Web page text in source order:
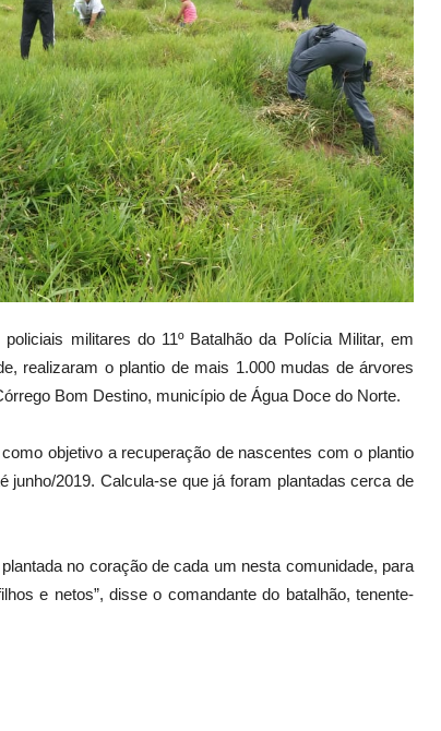
militares do 11º Batalhão da Polícia Militar, em
realizaram o plantio de mais 1.000 mudas de árvores
Bom Destino, município de Água Doce do Norte.
objetivo a recuperação de nascentes com o plantio
junho/2019. Calcula-se que já foram plantadas cerca de
no coração de cada um nesta comunidade, para
e netos”, disse o comandante do batalhão, tenente-